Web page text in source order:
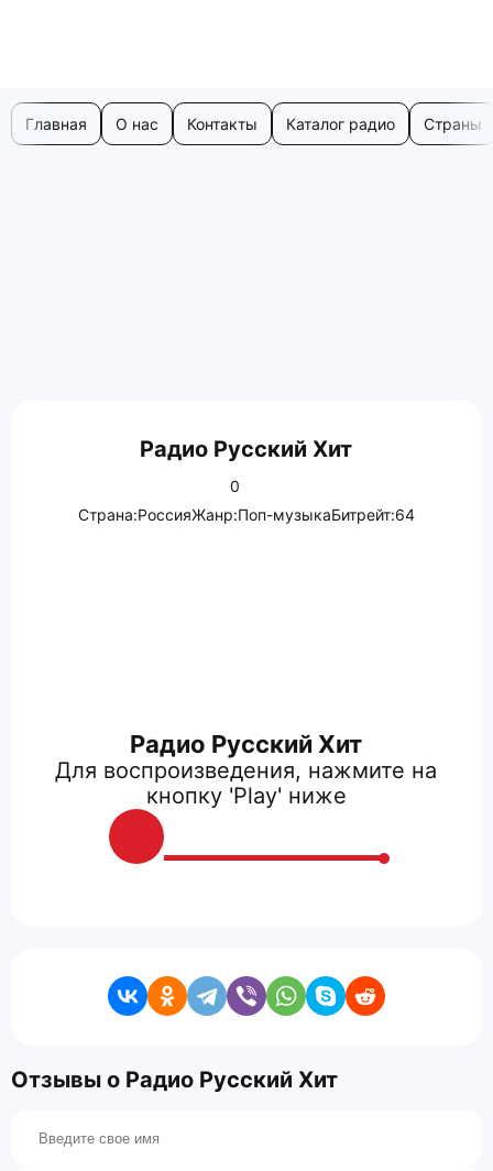
Главная О нас Контакты Каталог радио Страны
Радио Русский Хит
0
Страна:РоссияЖанр:Поп-музыкаБитрейт:64
Радио Русский Хит
Для воспроизведения, нажмите на
кнопку 'Play' ниже
Отзывы о Радио Русский Хит